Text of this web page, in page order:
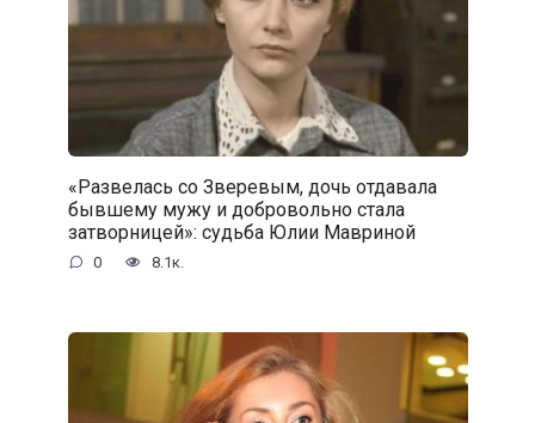
«Развелась со Зверевым, дочь отдавала
бывшему мужу и добровольно стала
затворницей»: судьба Юлии Мавриной
0 8.1к.